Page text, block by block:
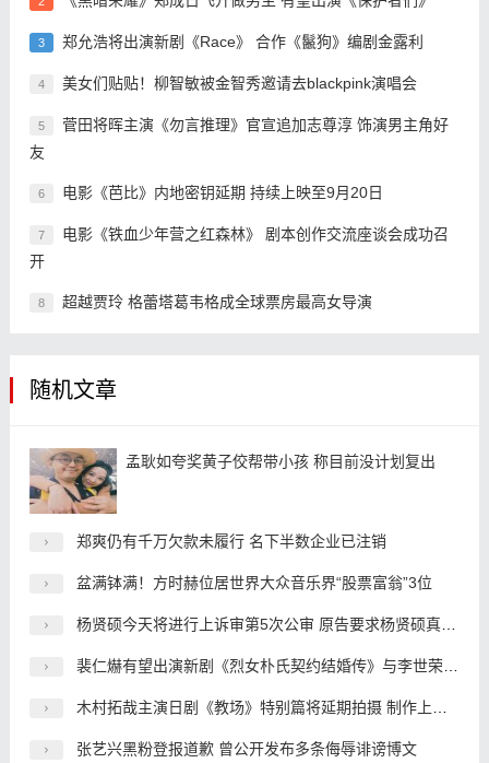
3 郑允浩将出演新剧《Race》 合作《鬣狗》编剧金露利
4 美女们贴贴！柳智敏被金智秀邀请去blackpink演唱会
5
菅田将晖主演《勿言推理》官宣追加志尊淳 饰演男主角好
友
6 电影《芭比》内地密钥延期 持续上映至9月20日
7
电影《铁血少年营之红森林》 剧本创作交流座谈会成功召
开
8 超越贾玲 格蕾塔葛韦格成全球票房最高女导演
随机文章
孟耿如夸奖黄子佼帮带小孩 称目前没计划复出
郑爽仍有千万欠款未履行 名下半数企业已注销
盆满钵满！方时赫位居世界大众音乐界“股票富翁”3位
杨贤硕今天将进行上诉审第5次公审 原告要求杨贤硕真心道歉
裴仁爀有望出演新剧《烈女朴氏契约结婚传》与李世荣搭档
木村拓哉主演日剧《教场》特别篇将延期拍摄 制作上出了问题
张艺兴黑粉登报道歉 曾公开发布多条侮辱诽谤博文